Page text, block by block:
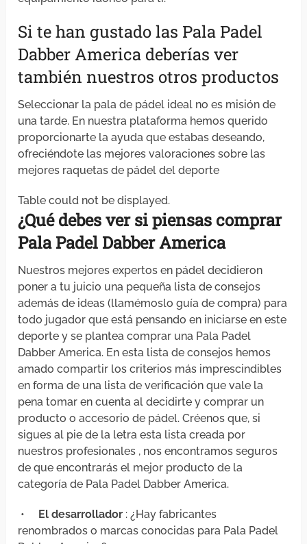
Si te han gustado las Pala Padel
Dabber America deberías ver
también nuestros otros productos
Seleccionar la pala de pádel ideal no es misión de
una tarde. En nuestra plataforma hemos querido
proporcionarte la ayuda que estabas deseando,
ofreciéndote las mejores valoraciones sobre las
mejores raquetas de pádel del deporte
Table could not be displayed.
¿Qué debesversipiensas comprar
Pala Padel Dabber America
Nuestros mejores expertos en pádel decidieron
poner a tu juicio una pequeña lista de consejos
además de ideas (llamémoslo guía de compra) para
todo jugador que está pensando en iniciarse en este
deporte y se plantea comprar una Pala Padel
Dabber America. En esta lista de consejos hemos
amado compartir los criterios más imprescindibles
en forma de una lista de verificación que vale la
pena tomar en cuenta al decidirte y comprar un
producto o accesorio de pádel. Créenos que, si
sigues al pie de la letra esta lista creada por
nuestros profesionales , nos encontramos seguros
de que encontrarás el mejor producto de la
categoría de Pala Padel Dabber America.
• El desarrollador : ¿Hay fabricantes
renombrados o marcas conocidas para Pala Padel